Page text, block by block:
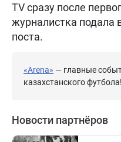
TV сразу после
журналистка подала
поста.
«Arena» — главные
казахстанского футбола!